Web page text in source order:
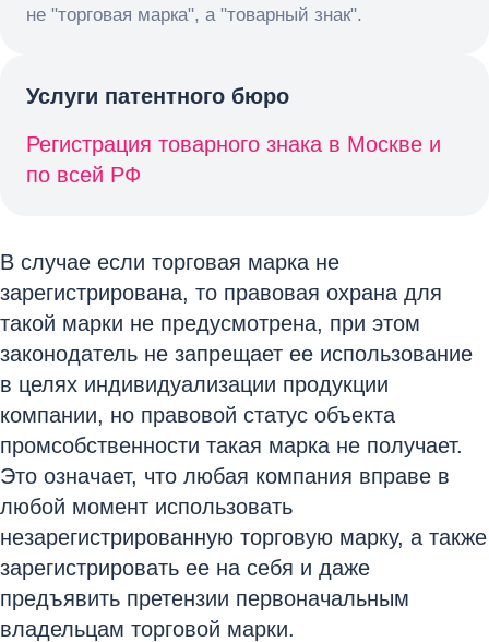
не "торговая марка", а "товарный знак".
Услуги патентного бюро
Регистрация товарного знака в Москве и
по всей РФ
В случае если торговая марка не
зарегистрирована, то правовая охрана для
такой марки не предусмотрена, при этом
законодатель не запрещает ее использование
в целях индивидуализации продукции
компании, но правовой статус объекта
промсобственности такая марка не получает.
Это означает, что любая компания вправе в
любой момент использовать
незарегистрированную торговую марку, а также
зарегистрировать ее на себя и даже
предъявить претензии первоначальным
владельцам торговой марки.